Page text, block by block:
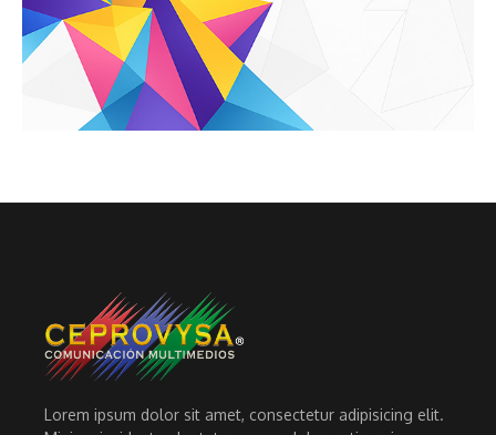
Lorem ipsum dolor sit amet, consectetur adipisicing elit.